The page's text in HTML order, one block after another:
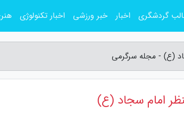
(ع) - مجله سرگرمی
امام سجاد (ع)
گردشگری اخبار خبر ورزشی اخبار تکنولوژی